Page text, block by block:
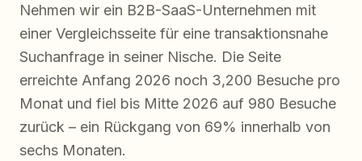
Nehmen wir ein B2B-SaaS-Unternehmen mit
einer Vergleichsseite für eine transaktionsnahe
Suchanfrage in seiner Nische. Die Seite
erreichte Anfang 2026 noch 3,200 Besuche pro
Monat und fiel bis Mitte 2026 auf 980 Besuche
zurück – ein Rückgang von 69% innerhalb von
sechs Monaten.